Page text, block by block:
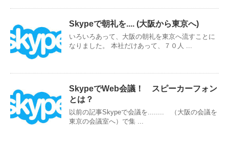
Skypeで朝礼を.... (大阪から東京へ)
いろいろあって、大阪の朝礼を東京へ流すことに
なりました。 本社だけあって、７０人 ...
SkypeでWeb会議！ スピーカーフォン
とは？
以前の記事Skypeで会議を........ （大阪の会議を
東京の会議室へ）で集 ...